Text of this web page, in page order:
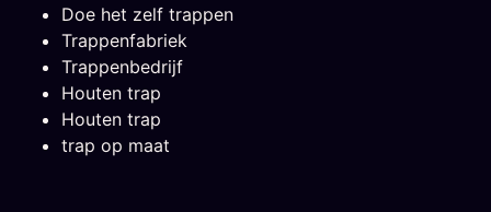
Doe het zelf trappen
Trappenfabriek
Trappenbedrijf
Houten trap
Houten trap
trap op maat